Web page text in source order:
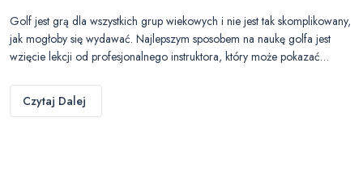
Golf jest grą dla wszystkich grup wiekowych i nie jest tak skomplikowany,
jak mogłoby się wydawać. Najlepszym sposobem na naukę golfa jest
wzięcie lekcji od profesjonalnego instruktora, który może pokazać…
Czytaj Dalej